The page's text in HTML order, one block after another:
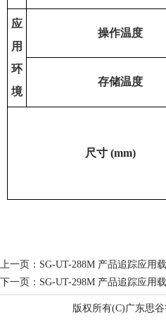
应
用
环
境
操作温度
存储温度
尺寸 (mm)
上一页： SG-UT-288M 产品追踪应用
下一页： SG-UT-298M 产品追踪应用
版权所有(C)广东思